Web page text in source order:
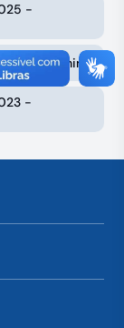
-
- Feminino
-